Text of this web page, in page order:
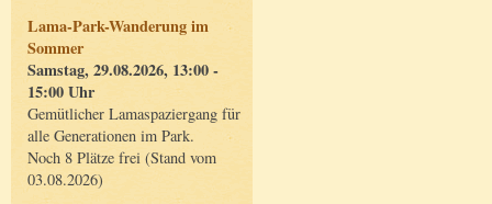
Lama-Park-Wanderung im
Sommer
Samstag, 29.08.2026, 13:00 -
15:00 Uhr
Gemütlicher Lamaspaziergang für
alle Generationen im Park.
Noch 8 Plätze frei (Stand vom
03.08.2026)